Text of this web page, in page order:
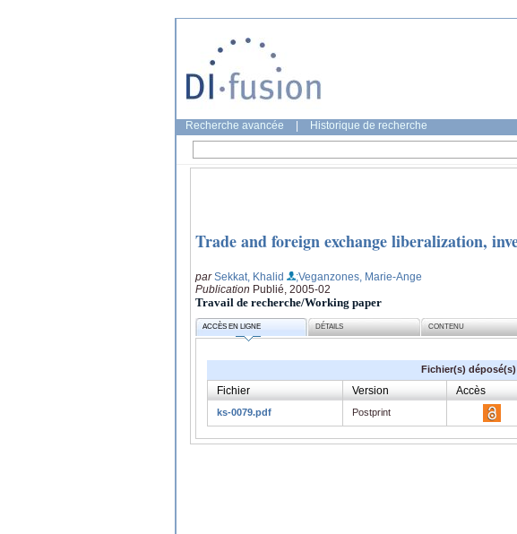
Recherche avancée Historique de recherche
Trade and foreign exchange liberalization,
parSekkat, Khalid
;Veganzones, Marie-Ange
Publication Publié, 2005-02
Travail de recherche/Working paper
ACCÈS EN LIGNE DÉTAILS CONTENU
Fichier(s)
Fichier Version Accès
ks-0079.pdf Postprint